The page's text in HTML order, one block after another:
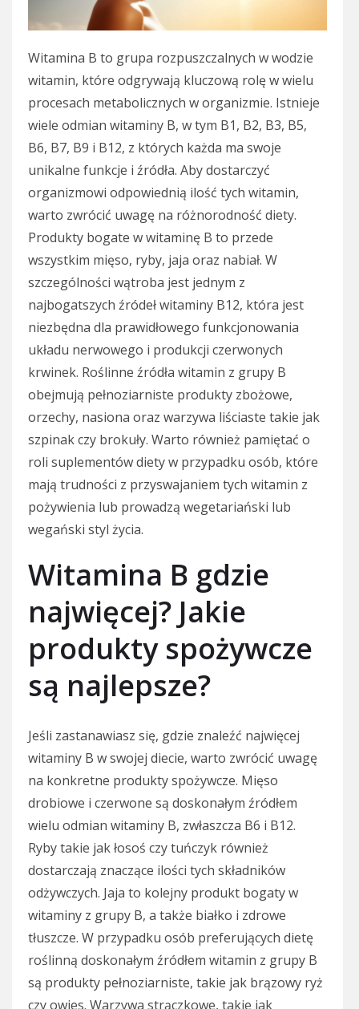
Witamina B to grupa rozpuszczalnych w wodzie
witamin, które odgrywają kluczową rolę w wielu
procesach metabolicznych w organizmie. Istnieje
wiele odmian witaminy B, w tym B1, B2, B3, B5,
B6, B7, B9 i B12, z których każda ma swoje
unikalne funkcje i źródła. Aby dostarczyć
organizmowi odpowiednią ilość tych witamin,
warto zwrócić uwagę na różnorodność diety.
Produkty bogate w witaminę B to przede
wszystkim mięso, ryby, jaja oraz nabiał. W
szczególności wątroba jest jednym z
najbogatszych źródeł witaminy B12, która jest
niezbędna dla prawidłowego funkcjonowania
układu nerwowego i produkcji czerwonych
krwinek. Roślinne źródła witamin z grupy B
obejmują pełnoziarniste produkty zbożowe,
orzechy, nasiona oraz warzywa liściaste takie jak
szpinak czy brokuły. Warto również pamiętać o
roli suplementów diety w przypadku osób, które
mają trudności z przyswajaniem tych witamin z
pożywienia lub prowadzą wegetariański lub
wegański styl życia.
Witamina B gdzie
najwięcej? Jakie
produkty spożywcze
są najlepsze?
Jeśli zastanawiasz się, gdzie znaleźć najwięcej
witaminy B w swojej diecie, warto zwrócić uwagę
na konkretne produkty spożywcze. Mięso
drobiowe i czerwone są doskonałym źródłem
wielu odmian witaminy B, zwłaszcza B6 i B12.
Ryby takie jak łosoś czy tuńczyk również
dostarczają znaczące ilości tych składników
odżywczych. Jaja to kolejny produkt bogaty w
witaminy z grupy B, a także białko i zdrowe
tłuszcze. W przypadku osób preferujących dietę
roślinną doskonałym źródłem witamin z grupy B
są produkty pełnoziarniste, takie jak brązowy ryż
czy owies. Warzywa strączkowe, takie jak